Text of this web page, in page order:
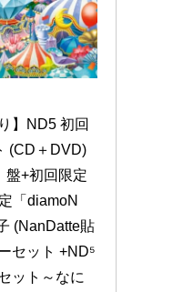
】ND5 初回
(CD＋DVD)
盤+初回限定
「diamoN
(NanDatte貼
セット +ND⁵
ット～なに